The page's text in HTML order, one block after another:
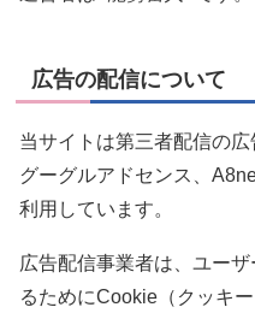
広告の配信について
当サイトは第三者配信の
グーグルアドセンス、
利用しています。
広告配信事業者は、ユー
るためにCookie（クッキ